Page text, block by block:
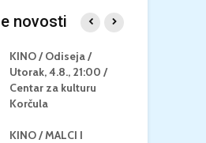
novosti
KINO / Odiseja /
Utorak, 4.8., 21:00 /
Centar za kulturu
Korčula
KINO / MALCI I